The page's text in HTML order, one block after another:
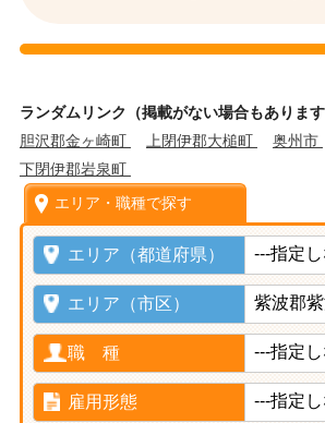
ランダムリンク（掲載がない場合もありま
胆沢郡金ヶ崎町
上閉伊郡大槌町 奥州市
下閉伊郡岩泉町
エリア・職種で探す
エリア（都道府県）
エリア（市区）
職 種
雇用形態